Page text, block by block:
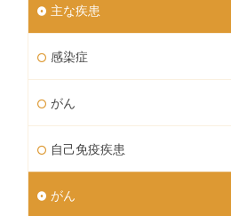
主な疾患
感染症
がん
自己免疫疾患
がん